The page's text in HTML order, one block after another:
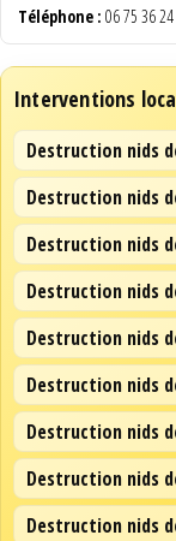
Téléphone : 06 75 36
Interventions
Destruction nids
Destruction nids
Destruction nids
Destruction nids
Destruction nids
Destruction nids
Destruction nids
Destruction nids
Destruction nids